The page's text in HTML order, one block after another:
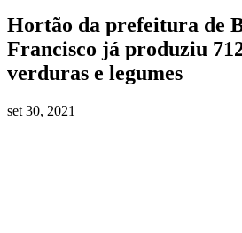
Hortão da prefeitura de
Francisco já produziu
verduras e legumes
set 30, 2021